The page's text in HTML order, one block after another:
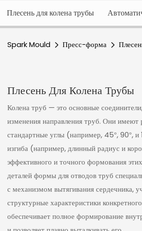
Плесень для колена трубы
Spark Mould Пресс-форма
Плесень Для Колена Трубы
Колена труб — это основные
изменения направления труб. Они имеют
стандартные углы (например, 45°, 90°,
изгиба (например, длинный радиус и
эффективного и точного формования
деталей формы для отводов труб
с механизмом вытягивания сердечника,
структурные характеристики
обеспечивает полное формирование